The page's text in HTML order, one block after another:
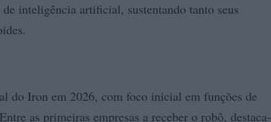
inteligência artificial, sustentando tanto seus
do Iron em 2026, com foco inicial em funções de
as primeiras empresas a receber o robô, destaca-